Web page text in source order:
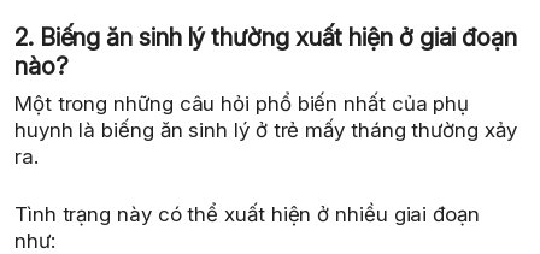
2. Biếng ăn sinh lý thường xuất hiện ở giai đoạn
nào?
Một trong những câu hỏi phổ biến nhất của phụ
huynh là biếng ăn sinh lý ở trẻ mấy tháng thường xảy
ra.
Tình trạng này có thể xuất hiện ở nhiều giai đoạn
như: